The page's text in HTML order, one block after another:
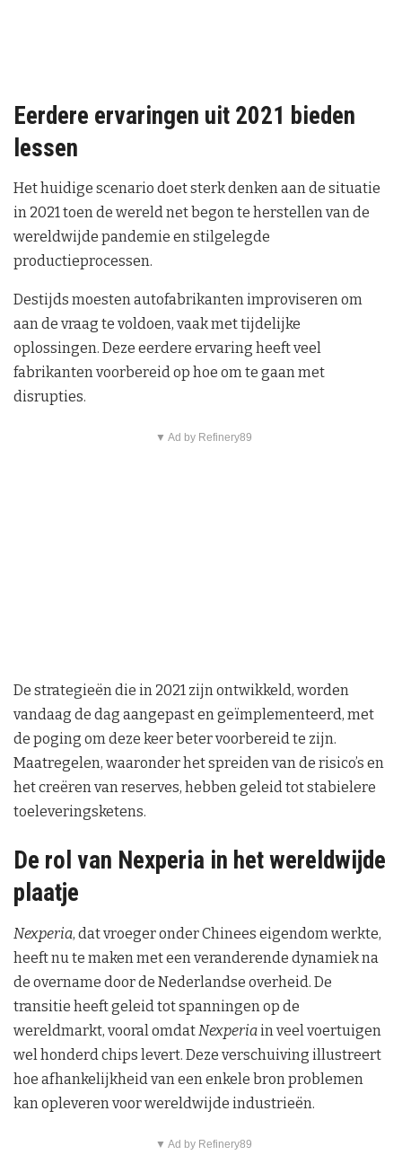
Eerdere ervaringen uit 2021 bieden
lessen
Het huidige scenario doet sterk denken aan de situatie
in 2021 toen de wereld net begon te herstellen van de
wereldwijde pandemie en stilgelegde
productieprocessen.
Destijds moesten autofabrikanten improviseren om
aan de vraag te voldoen, vaak met tijdelijke
oplossingen. Deze eerdere ervaring heeft veel
fabrikanten voorbereid op hoe om te gaan met
disrupties.
▼ Ad by Refinery89
De strategieën die in 2021 zijn ontwikkeld, worden
vandaag de dag aangepast en geïmplementeerd, met
de poging om deze keer beter voorbereid te zijn.
Maatregelen, waaronder het spreiden van de risico’s en
het creëren van reserves, hebben geleid tot stabielere
toeleveringsketens.
De rol van Nexperia in het wereldwijde
plaatje
Nexperia, dat vroeger onder Chinees eigendom werkte,
heeft nu te maken met een veranderende dynamiek na
de overname door de Nederlandse overheid. De
transitie heeft geleid tot spanningen op de
wereldmarkt, vooral omdat Nexperiain veel voertuigen
wel honderd chips levert. Deze verschuiving illustreert
hoe afhankelijkheid van een enkele bron problemen
kan opleveren voor wereldwijde industrieën.
▼ Ad by Refinery89